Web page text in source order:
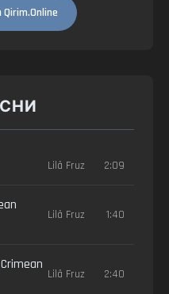
Lilâ Fruz 2:09
Lilâ Fruz 1:40
Lilâ Fruz 2:40